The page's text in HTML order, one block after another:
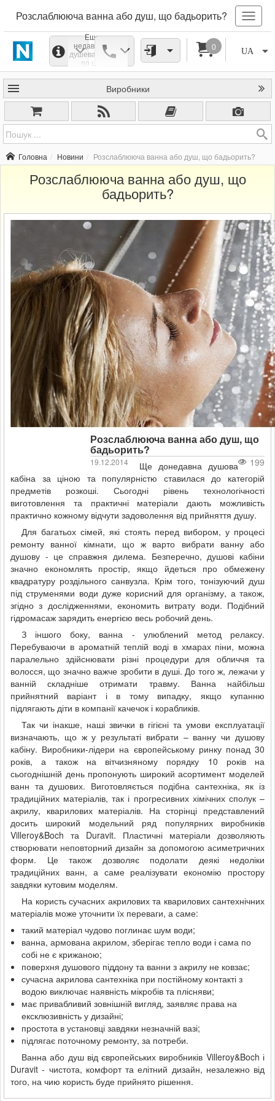
Розслаблююча ванна або душ, що бадьорить?
Еще до
недавних пор
душевая кабина
по цене и
популярности
относилась к
категориям
предметов
роскоши.
Сегодня уровень
технологичности
возможность
практически
ощутить
удовольствие
принятия душа.
UA
0
Виробники
Головна Новини Розслаблююча ванна або душ, що бадьорить?
Розслаблююча ванна або душ, що
бадьорить?
Розслаблююча ванна або душ, що
бадьорить?
19.12.2014 199
Ще донедавна душова
кабіна за ціною та популярністю ставилася до категорій
предметів розкоші. Сьогодні рівень технологічності
виготовлення та практичні матеріали дають можливість
практично кожному відчути задоволення від прийняття душу.
Для багатьох сімей, які стоять перед вибором, у процесі
ремонту ванної кімнати, що ж варто вибрати ванну або
душову - це справжня дилема. Безперечно, душові кабіни
значно економлять простір, якщо йдеться про обмежену
квадратуру роздільного санвузла. Крім того, тонізуючий душ
під струменями води дуже корисний для організму, а також,
згідно з дослідженнями, економить витрату води. Подібний
гідромасаж зарядить енергією весь робочий день.
З іншого боку, ванна - улюблений метод релаксу.
Перебуваючи в ароматній теплій воді в хмарах піни, можна
паралельно здійснювати різні процедури для обличчя та
волосся, що значно важче зробити в душі. До того ж, лежачи у
ванній складніше отримати травму. Ванна найбільш
прийнятний варіант і в тому випадку, якщо купанню
підлягають діти в компанії качечок і корабликів.
Так чи інакше, наші звички в гігієні та умови експлуатації
визначають, що ж у результаті вибрати – ванну чи душову
кабіну. Виробники-лідери на європейському ринку понад 30
років, а також на вітчизняному порядку 10 років на
сьогоднішній день пропонують широкий асортимент моделей
ванн та душових. Виготовляється подібна сантехніка, як із
традиційних матеріалів, так і прогресивних хімічних сполук –
акрилу, кварилових матеріалів. На сторінці представлений
досить широкий модельний ряд популярних виробників
Villeroy&Boch та Duravit. Пластичні матеріали дозволяють
створювати неповторний дизайн за допомогою асиметричних
форм. Це також дозволяє подолати деякі недоліки
традиційних ванн, а саме реалізувати економію простору
завдяки кутовим моделям.
На користь сучасних акрилових та кварилових сантехнічних
матеріалів може уточнити їх переваги, а саме:
такий матеріал чудово поглинає шум води;
ванна, армована акрилом, зберігає тепло води і сама по
собі не є крижаною;
поверхня душового піддону та ванни з акрилу не ковзає;
сучасна акрилова сантехніка при постійному контакті з
водою виключає наявність мікробів та плісняви;
має привабливий зовнішній вигляд, заявляє права на
ексклюзивність у дизайні;
простота в установці завдяки незначній вазі;
підлягає поточному ремонту, за потреби.
Ванна або душ від європейських виробників Villeroy&Boch і
Duravit - чистота, комфорт та елітний дизайн, незалежно від
того, на чию користь буде прийнято рішення.